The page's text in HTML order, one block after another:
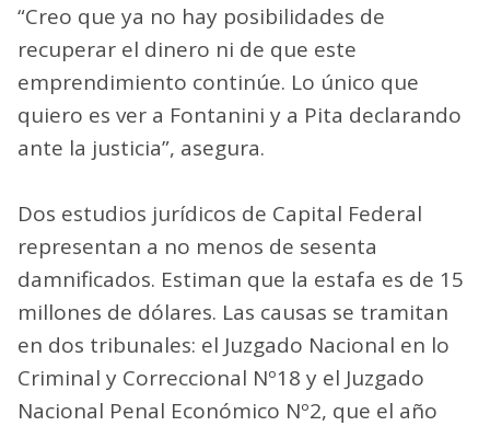
“Creo que ya no hay posibilidades de
recuperar el dinero ni de que este
emprendimiento continúe. Lo único que
quiero es ver a Fontanini y a Pita declarando
ante la justicia”, asegura.
Dos estudios jurídicos de Capital Federal
representan a no menos de sesenta
damnificados. Estiman que la estafa es de 15
millones de dólares. Las causas se tramitan
en dos tribunales: el Juzgado Nacional en lo
Criminal y Correccional Nº18 y el Juzgado
Nacional Penal Económico Nº2, que el año